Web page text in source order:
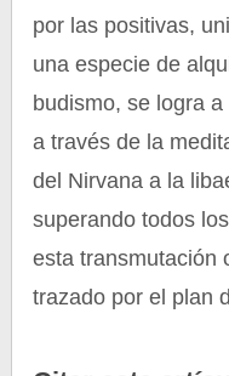
por las positivas,
una especie de
budismo, se logra
a través de la
del Nirvana a la
superando todos
esta transmutación
trazado por el plan